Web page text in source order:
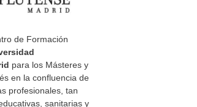
de Formación
para los Másteres y
en la confluencia de
profesionales, tan
sanitarias y